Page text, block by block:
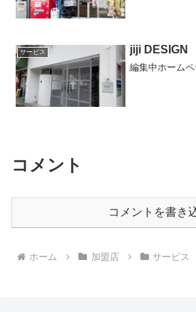
サービス jiji DESIGN
編集中ホームペ
コメント
コメントを書き
ホーム 加盟店 サービス